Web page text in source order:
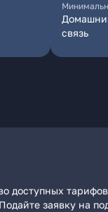
связь
доступных
заявку на